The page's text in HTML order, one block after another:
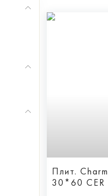
Плит. Charme Evo ONYX
30*60 CER